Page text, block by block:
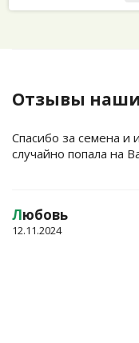
Отзывы
Спасибо за семена и
случайно попала на
Любовь
12.11.2024